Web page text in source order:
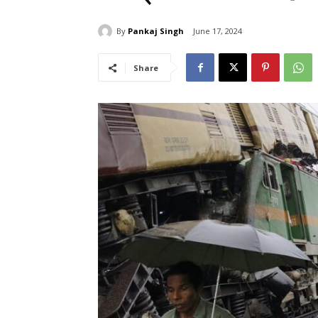
By Pankaj Singh June 17, 2024
Share